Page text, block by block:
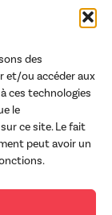
des
et/ou accéder aux
ces technologies
le
ce site. Le fait
peut avoir un